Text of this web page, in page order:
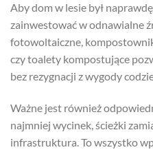
Aby dom w lesie był
zainwestować w odnawialne
fotowoltaiczne,
czy toalety kompostujące
bez rezygnacji z wygody
Ważne jest również
najmniej wycinek, ścieżki
infrastruktura. To wszystko